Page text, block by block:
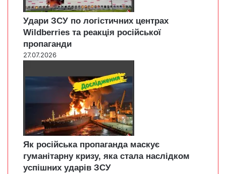
Удари ЗСУ по логістичних центрах
Wildberries та реакція російської
пропаганди
27.07.2026
Як російська пропаганда маскує
гуманітарну кризу, яка стала наслідком
успішних ударів ЗСУ